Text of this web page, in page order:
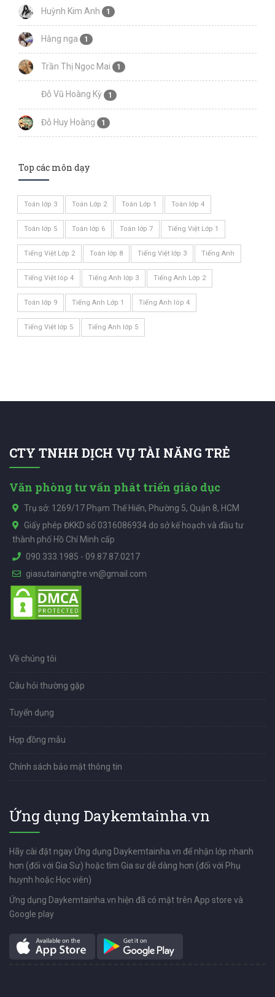
Huỳnh Kim Anh 1
Hằng nga 1
Trần Thị Ngọc Mai 1
Đỗ Vũ Hoàng Kỳ 1
Đỗ Huy Hoàng 1
Top các môn dạy
Toán lớp 3 Toán Lớp 2 Toán Lớp 1 Toán lớp 4
Toán lớp 5 Toán lớp 6 Toán lớp 7 Tiếng Việt Lớp 1
Tiếng Việt Lớp 2 Toán lớp 8 Tiếng Việt lớp 3 Tiếng Anh
Tiếng Việt lóp 4 Tiếng Anh lớp 3 Tiếng Anh Lớp 2
Toán lớp 9 Tiếng Anh Lớp 1 Tiếng Anh lóp 4
Tiếng Việt lớp 5 Tiếng Anh lớp 5
CTY TNHH DỊCH VỤ TÀI NĂNG TRẺ
Văn phòng tư vấn phát triển giáo dục
Trụ sở: 1269/17 Phạm Thế Hiển, Phường 5, Quận 8, HCM
Giấy phép ĐKKD số 0316086934 do sở kế hoạch và đầu tư
thành phố Hồ Chí Minh cấp
090.333.1985 - 09.87.87.0217
giasutainangtre.vn@gmail.com
Về chúng tôi
Câu hỏi thường gặp
Tuyển dụng
Hợp đồng mẫu
Chính sách bảo mật thông tin
Ứng dụng Daykemtainha.vn
Hãy cài đặt ngay Ứng dụng Daykemtainha.vn để nhận lớp nhanh
hơn (đối với Gia Sư) hoặc tìm Gia sư dễ dàng hơn (đối với Phụ
huynh hoặc Học viên)
Ứng dụng Daykemtainha.vn hiện đã có mặt trên App store và
Google play